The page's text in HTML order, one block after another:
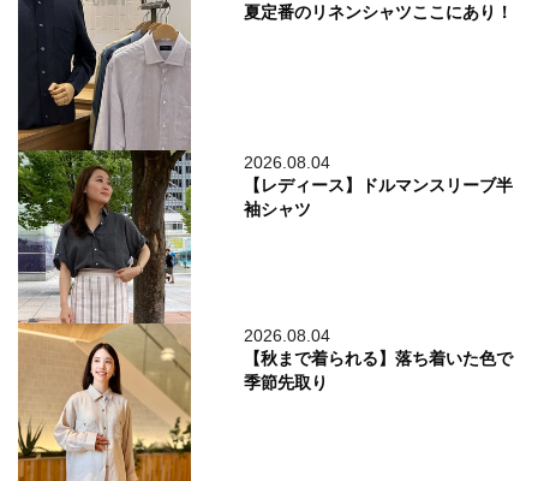
夏定番のリネンシャツここにあり！
2026.08.04
【レディース】ドルマンスリーブ半
袖シャツ
2026.08.04
【秋まで着られる】落ち着いた色で
季節先取り